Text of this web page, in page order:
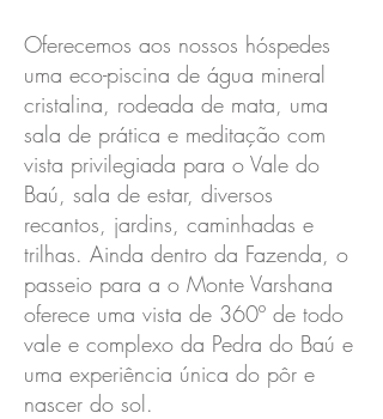
Oferecemos aos nossos hóspedes
uma eco-piscina de água mineral
cristalina, rodeada de mata, uma
sala de prática e meditação com
vista privilegiada para o Vale do
Baú, sala de estar, diversos
recantos, jardins, caminhadas e
trilhas. Ainda dentro da Fazenda, o
passeio para a o Monte Varshana
oferece uma vista de 360º de todo
vale e complexo da Pedra do Baú e
uma experiência única do pôr e
nascer do sol.